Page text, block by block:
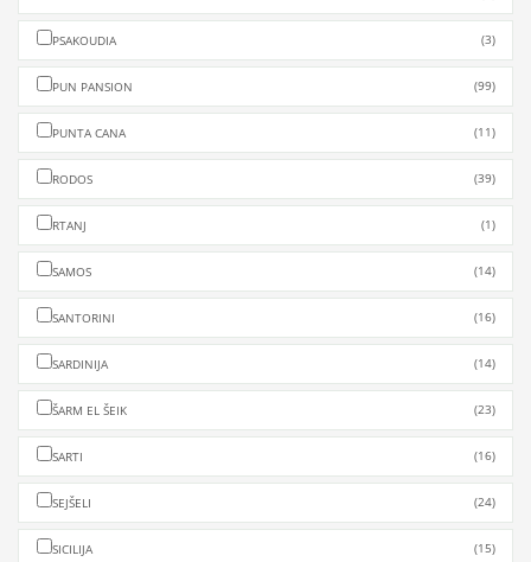
PSAKOUDIA (3)
PUN PANSION (99)
PUNTA CANA (11)
RODOS (39)
RTANJ (1)
SAMOS (14)
SANTORINI (16)
SARDINIJA (14)
ŠARM EL ŠEIK (23)
SARTI (16)
SEJŠELI (24)
SICILIJA (15)